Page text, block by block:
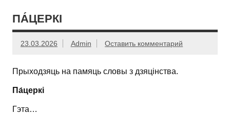
ПА́ЦЕРКІ
23.03.2026 Admin Оставить комментарий
Прыходзяць на памяць словы з дзяцінства.
Па́церкі
Гэта…